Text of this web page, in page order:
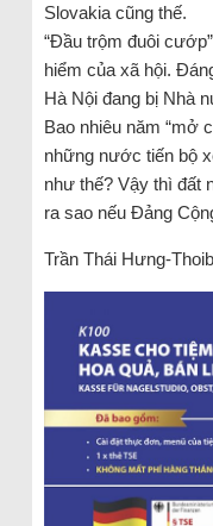
Slovakia cũng thế.
“Đầu trộm đuôi
hiểm của xã hội.
Hà Nội đang bị Nhà
Bao nhiêu năm “mở
những nước tiến bộ
như thế? Vậy thì đất
ra sao nếu Đảng
Trần Thái Hưng-